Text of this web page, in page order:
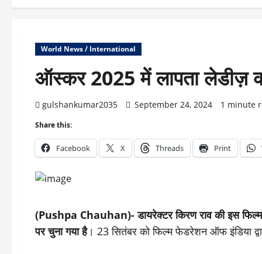
World News / International
ऑस्कर 2025 में लापता लेडीज़
gulshankumar2035 September 24, 2024 1 minute
Share this:
Facebook X Threads Print
(Pushpa Chauhan)- डायरेक्टर किरण राव की इस
पर चुना गया है। 23 सितंबर को फिल्म फेडरेशन ऑफ इंडिया